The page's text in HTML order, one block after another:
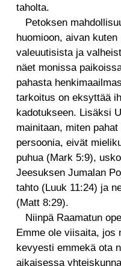
taholta.
Petoksen
huomioon, aivan
valeuutisista ja
näet monissa
pahasta
tarkoitus on eksyttää
kadotukseen. Lisäksi
mainitaan, miten
persoonia, eivät
puhua (Mark 5:9),
Jeesuksen Jumalan
tahto (Luuk 11:24) ja
(Matt 8:29).
Niinpä Raamatun
Emme ole viisaita, jos
kevyesti emmekä ota
aikaisessa